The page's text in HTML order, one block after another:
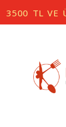
3500 TL VE